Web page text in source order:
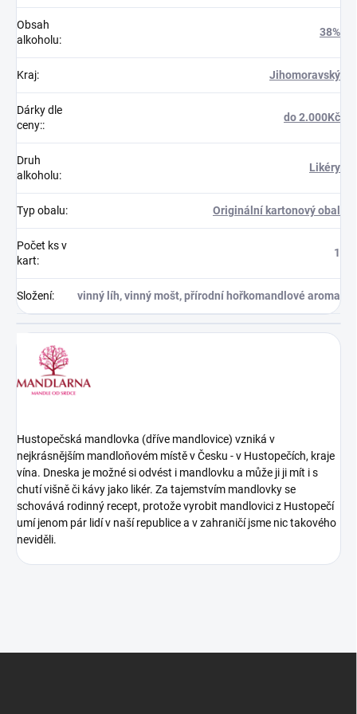
Obsah
alkoholu:
38%
Kraj: Jihomoravský
Dárky dle
ceny::
do 2.000Kč
Druh
alkoholu:
Likéry
Typ obalu: Originální kartonový obal
Počet ks v
kart:
1
Složení: vinný líh, vinný mošt, přírodní hořkomandlové aroma
Hustopečská mandlovka (dříve mandlovice) vzniká v
nejkrásnějším mandloňovém místě v Česku - v Hustopečích, kraje
vína. Dneska je možné si odvést i mandlovku a může ji ji mít i s
chutí višně či kávy jako likér. Za tajemstvím mandlovky se
schovává rodinný recept, protože vyrobit mandlovici z Hustopečí
umí jenom pár lidí v naší republice a v zahraničí jsme nic takového
neviděli.